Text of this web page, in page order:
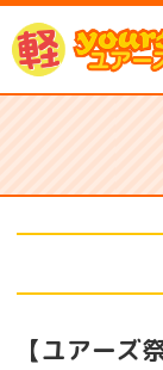
【ユアーズ